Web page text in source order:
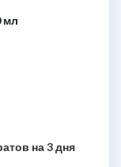
мл
на 3 дня